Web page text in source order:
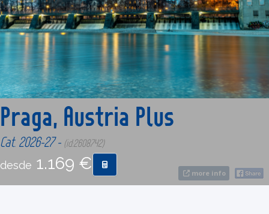
ASIA
ORIENTE
PROMOCIONES
COMPRAR
CONTACTO
more info
Praga, Austria Plus
Cat. 2026-27 - (id:2608742)
desde 1.169 €